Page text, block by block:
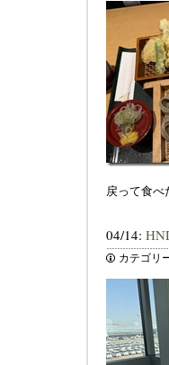
戻って食べ
04/14:
カテゴリ